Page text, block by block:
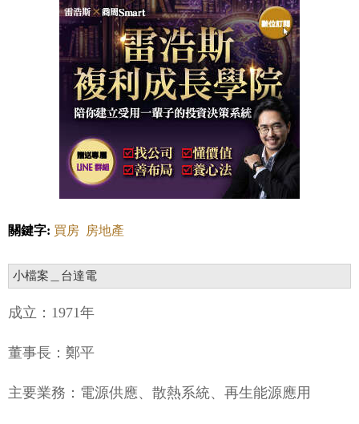
關鍵字: 買房 房地產
小檔案＿台達電
成立：1971年
董事長：鄭平
主要業務：電源供應、散熱系統、再生能源應用